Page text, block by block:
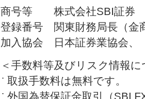
商号等 株式会社SBI証券
登録番号 関東財務局長（金
加入協会 日本証券業協会、
＜手数料等及びリスク情報
取扱手数料は無料です。
外国為替保証金取引（SBI